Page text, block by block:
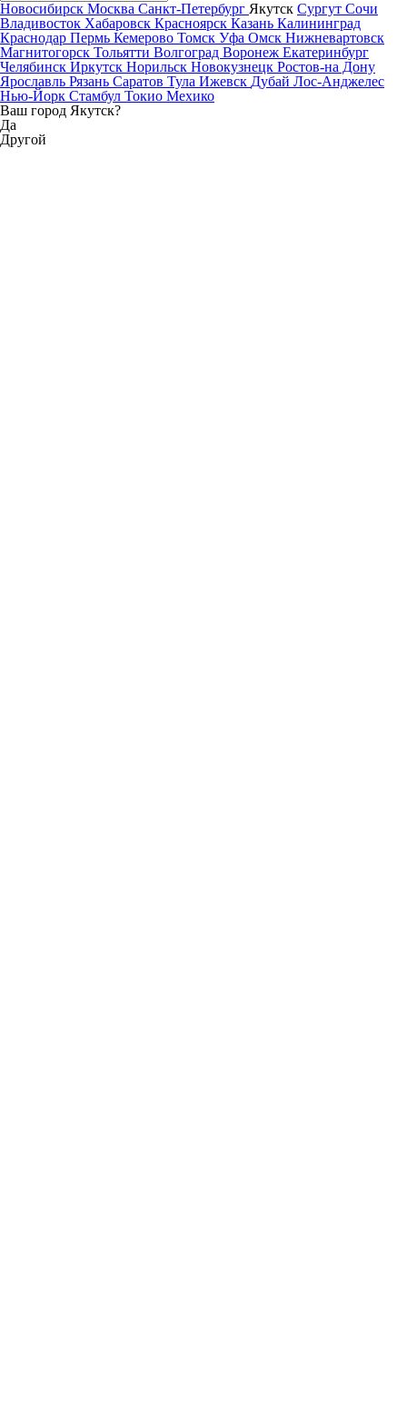
Новосибирск Москва Санкт-Петербург Якутск Сургут Сочи
Владивосток Хабаровск Красноярск Казань Калининград
Краснодар Пермь Кемерово Томск Уфа Омск Нижневартовск
Магнитогорск Тольятти Волгоград Воронеж Екатеринбург
Челябинск Иркутск Норильск Новокузнецк Ростов-на Дону
Ярославль Рязань Саратов Тула Ижевск Дубай Лос-Анджелес
Нью-Йорк Стамбул Токио Мехико
Ваш город Якутск?
Да
Другой